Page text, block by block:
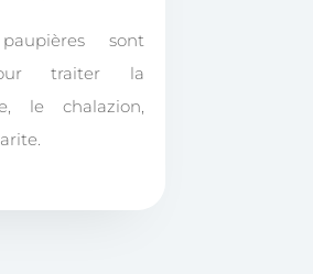
sont
traiter la
le chalazion,